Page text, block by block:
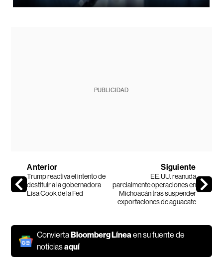
PUBLICIDAD
Anterior
Trump reactiva el intento de
destituir a la gobernadora
Lisa Cook de la Fed
Siguiente
EE.UU. reanuda
parcialmente operaciones en
Michoacán tras suspender
exportaciones de aguacate
Convierta Bloomberg Líneaen su fuente de
noticiasaquí